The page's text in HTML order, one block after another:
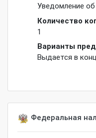
Уведомление
Количество
1
Варианты
Выдается в
Федеральная